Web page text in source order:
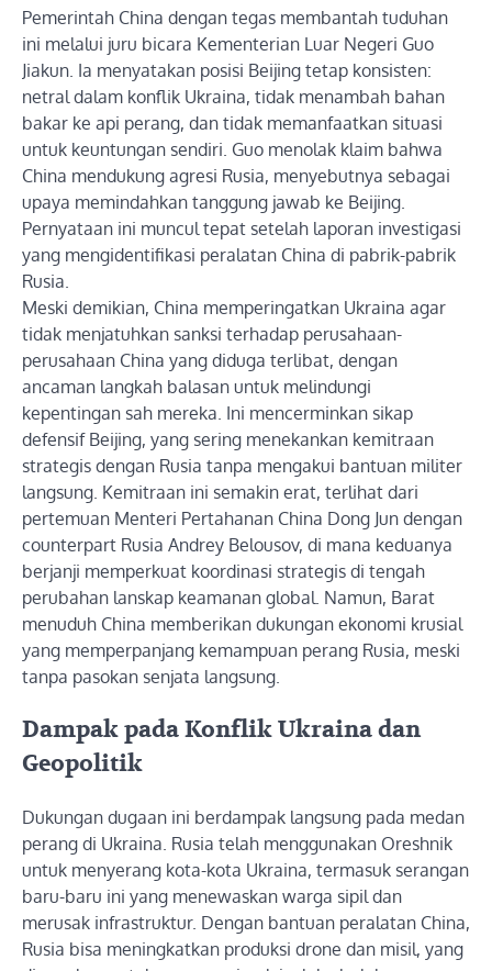
Pemerintah China dengan tegas membantah tuduhan
ini melalui juru bicara Kementerian Luar Negeri Guo
Jiakun. Ia menyatakan posisi Beijing tetap konsisten:
netral dalam konflik Ukraina, tidak menambah bahan
bakar ke api perang, dan tidak memanfaatkan situasi
untuk keuntungan sendiri. Guo menolak klaim bahwa
China mendukung agresi Rusia, menyebutnya sebagai
upaya memindahkan tanggung jawab ke Beijing.
Pernyataan ini muncul tepat setelah laporan investigasi
yang mengidentifikasi peralatan China di pabrik-pabrik
Rusia.
Meski demikian, China memperingatkan Ukraina agar
tidak menjatuhkan sanksi terhadap perusahaan-
perusahaan China yang diduga terlibat, dengan
ancaman langkah balasan untuk melindungi
kepentingan sah mereka. Ini mencerminkan sikap
defensif Beijing, yang sering menekankan kemitraan
strategis dengan Rusia tanpa mengakui bantuan militer
langsung. Kemitraan ini semakin erat, terlihat dari
pertemuan Menteri Pertahanan China Dong Jun dengan
counterpart Rusia Andrey Belousov, di mana keduanya
berjanji memperkuat koordinasi strategis di tengah
perubahan lanskap keamanan global. Namun, Barat
menuduh China memberikan dukungan ekonomi krusial
yang memperpanjang kemampuan perang Rusia, meski
tanpa pasokan senjata langsung.
Dampak pada Konflik Ukraina dan
Geopolitik
Dukungan dugaan ini berdampak langsung pada medan
perang di Ukraina. Rusia telah menggunakan Oreshnik
untuk menyerang kota-kota Ukraina, termasuk serangan
baru-baru ini yang menewaskan warga sipil dan
merusak infrastruktur. Dengan bantuan peralatan China,
Rusia bisa meningkatkan produksi drone dan misil, yang